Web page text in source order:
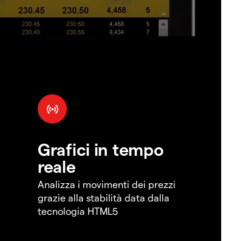
Grafici in tempo
reale
Analizza i movimenti dei prezzi
grazie alla stabilità data dalla
tecnologia HTML5